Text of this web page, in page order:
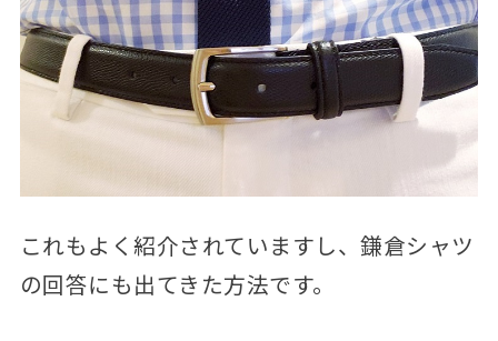
これもよく紹介されていますし、鎌倉シャツ
の回答にも出てきた方法です。